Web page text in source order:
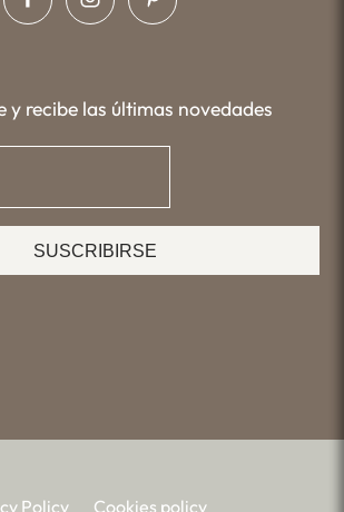
y recibe las últimas novedades
SUSCRIBIRSE
Policy Cookies policy